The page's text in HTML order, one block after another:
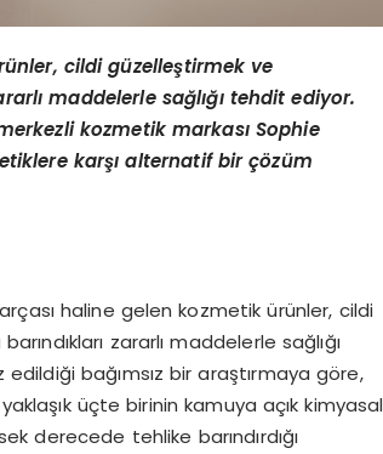
cildi güzelleştirmek ve
maddelerle sağlığı tehdit ediyor.
kozmetik markası Sophie
karşı alternatif bir çözüm
haline gelen kozmetik ürünler, cildi
zararlı maddelerle sağlığı
bağımsız bir araştırmaya göre,
üçte birinin kamuya açık kimyasal
derecede tehlike barındırdığı